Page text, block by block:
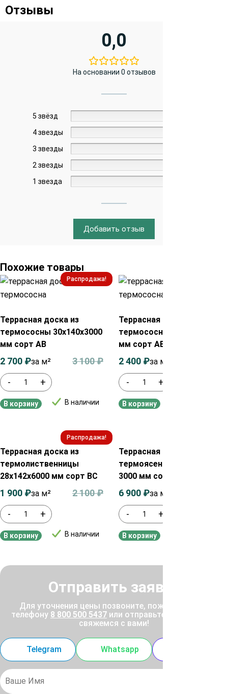
Отзывы
0,0
На основании 0 отзывов
5 звёзд
4 звезды
3 звезды
2 звезды
1 звезда
Добавить отзыв
Похожие товары
Распродажа!
Террасная доска из
термососны 30х140х3000
мм сорт АВ
- +
В наличии
3 100₽
2 700 ₽за м²
В корзину
Террасная доска из
термососны 30х140х3300
мм сорт АВ
- +
2 400 ₽за м²
В корзину
Распродажа!
Террасная доска из
термолиственницы
28х142х6000 мм сорт ВС
- +
В наличии
2 100₽
1 900 ₽за м²
В корзину
Террасная доска из
термоясеня 20х140х900-
3000 мм сорт Экстра
- +
6 900 ₽за м²
В корзину
Отправить заявку
Для уточнения цены позвоните, пожалуйста, по
телефону 8 800 500 5437 или отправьте заявку, и мы
свяжемся с вами!
Telegram Whatsapp